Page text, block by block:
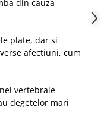
din cauza
plate, dar si
afectiuni, cum
vertebrale
degetelor mari